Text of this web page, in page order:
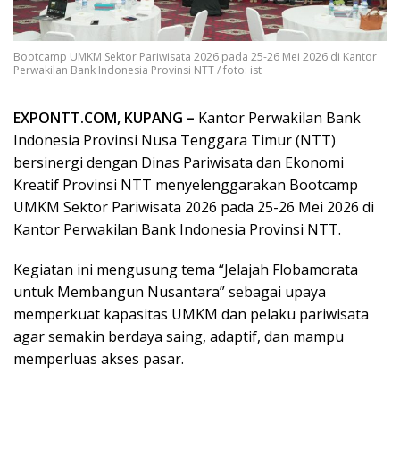
Bootcamp UMKM Sektor Pariwisata 2026 pada 25-26 Mei 2026 di Kantor
Perwakilan Bank Indonesia Provinsi NTT / foto: ist
EXPONTT.COM, KUPANG – Kantor Perwakilan Bank
Indonesia Provinsi Nusa Tenggara Timur (NTT)
bersinergi dengan Dinas Pariwisata dan Ekonomi
Kreatif Provinsi NTT menyelenggarakan Bootcamp
UMKM Sektor Pariwisata 2026 pada 25-26 Mei 2026 di
Kantor Perwakilan Bank Indonesia Provinsi NTT.
Kegiatan ini mengusung tema “Jelajah Flobamorata
untuk Membangun Nusantara” sebagai upaya
memperkuat kapasitas UMKM dan pelaku pariwisata
agar semakin berdaya saing, adaptif, dan mampu
memperluas akses pasar.